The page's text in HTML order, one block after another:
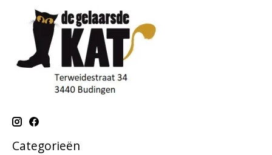
Categorieën